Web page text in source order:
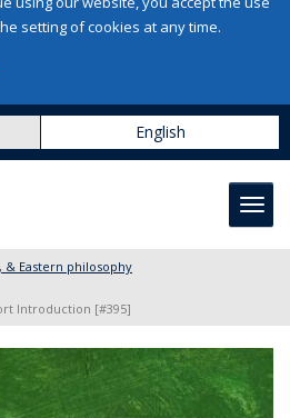
setting of cookies at any time.
English
Eastern philosophy
Introduction [#395]